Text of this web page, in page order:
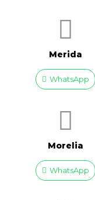
Merida
WhatsApp
Morelia
WhatsApp